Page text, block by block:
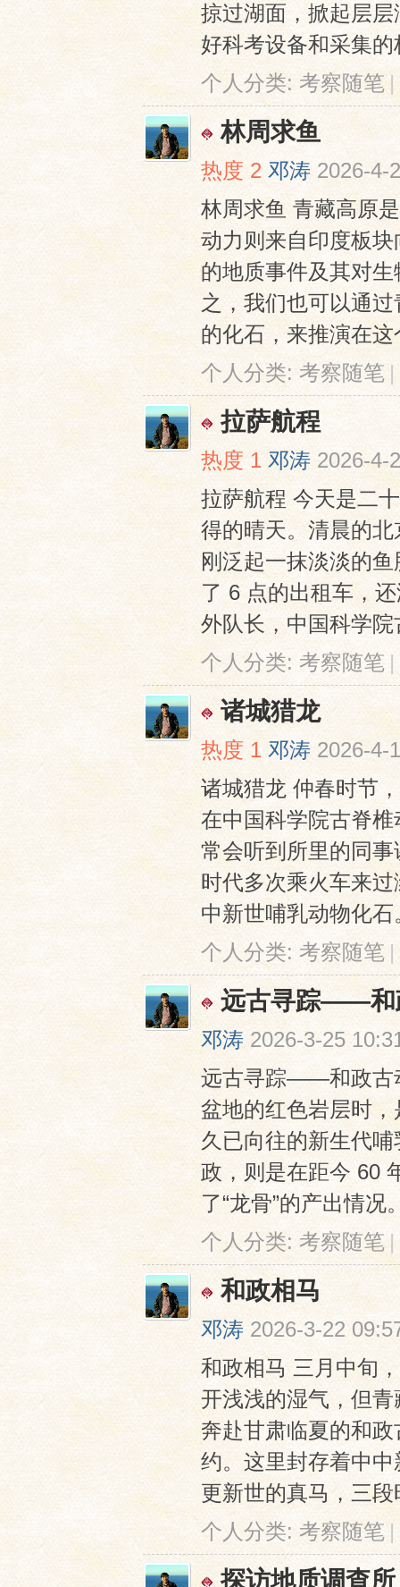
掠过湖面，掀起层
好科考设备和采集
个人分类: 考察随笔|
林周求鱼
热度2 邓涛 2026-4-
林周求鱼 青藏高原
动力则来自印度板
的地质事件及其对
之，我们也可以通
的化石，来推演在
个人分类:考察随笔 |
拉萨航程
热度 1 邓涛 2026-4-
拉萨航程 今天是二
得的晴天。清晨的
刚泛起一抹淡淡的
了 6 点的出租车，
外队长，中国科学
个人分类: 考察随笔 |
诸城猎龙
热度 1 邓涛 2026-4-
诸城猎龙 仲春时节
在中国科学院古脊
常会听到所里的同
时代多次乘火车来
中新世哺乳动物化
个人分类: 考察随笔 |
远古寻踪——和
邓涛 2026-3-25
远古寻踪——和政古
盆地的红色岩层时
久已向往的新生代
政，则是在距今 60
了“龙骨”的产出情
个人分类: 考察随笔 |
和政相马
邓涛 2026-3-22
和政相马 三月中旬
开浅浅的湿气，但
奔赴甘肃临夏的和
约。这里封存着中
更新世的真马，三
个人分类: 考察随笔 |
探访地质调查所